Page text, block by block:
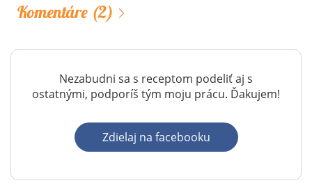
Komentáre (2)
Nezabudni sa s receptom podeliť aj s
ostatnými, podporíš tým moju prácu. Ďakujem!
Zdielaj na facebooku